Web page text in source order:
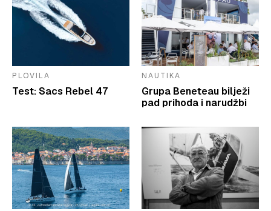
PLOVILA
Test: Sacs Rebel 47
NAUTIKA
Grupa Beneteau bilježi
pad prihoda i narudžbi